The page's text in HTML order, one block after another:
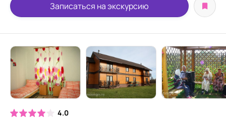
Записаться на экскурсию
4.0